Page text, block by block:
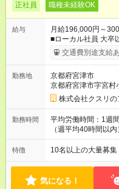
正社員 職種未経験OK
給与
月給196,000円～
■ローカル社員 大卒
以上／月給196，000円～300，
富山県、福井県、
録販売者資格保持者
にも同額を支給） ※
規定に従い額が変動 【試用期間】試用期間なし ＝＝＝＝＝＝＝
＝＝＝＝＝＝＝ ★職
容に応じて給与が支
年収がUPする制度
交通費別途支給
勤務地
京都府宮津市
京都府宮津市字宮村
株式会社クスリの
勤務時間
平均労働時間：1週
（週平均40時間以
＜店舗の基本営業
なります。 ＜シフト例＞ 早番：8時00分～17時00分 中番：11
1ヶ月単位の変形労
7.8時間ほど（2025年実績） ＜店舗の基本
特徴 10名以上の大量募集
気になる！